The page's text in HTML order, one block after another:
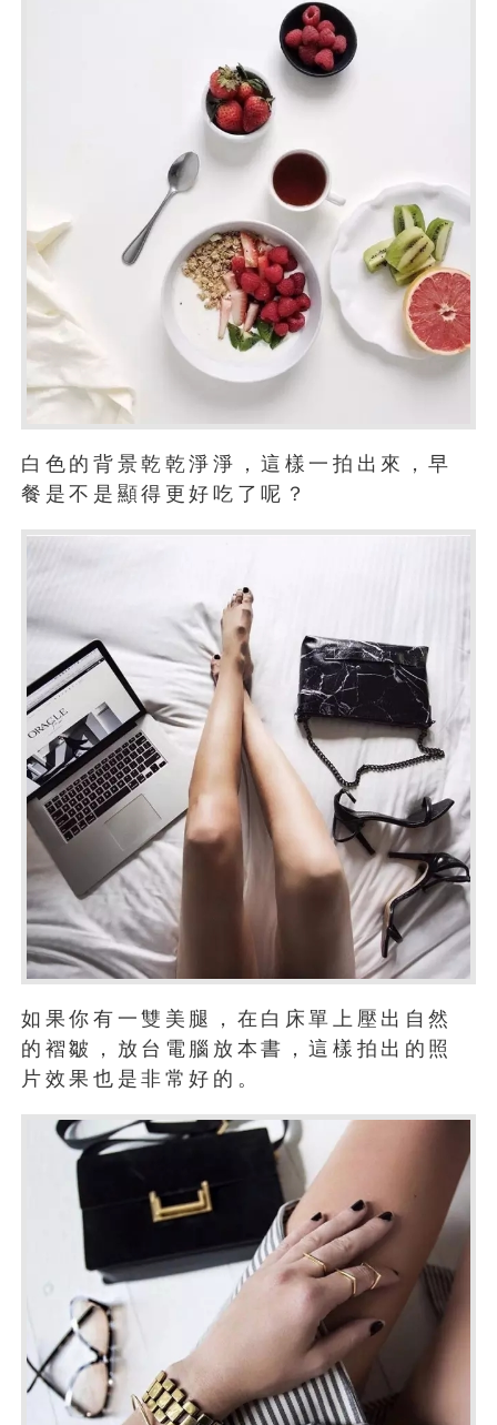
白色的背景乾乾淨淨，這樣一拍出來，早
餐是不是顯得更好吃了呢？
如果你有一雙美腿，在白床單上壓出自然
的褶皺，放台電腦放本書，這樣拍出的照
片效果也是非常好的。